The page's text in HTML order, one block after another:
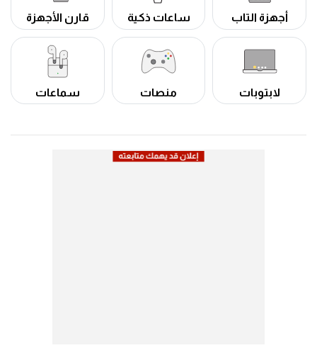
أجهزة التاب ساعات ذكية قارن الأجهزة
لابتوبات منصات سماعات